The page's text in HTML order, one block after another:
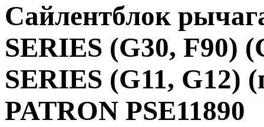
Сайлентблок
SERIES (G30, F90)
SERIES (G11, G12)
PATRON PSE11890